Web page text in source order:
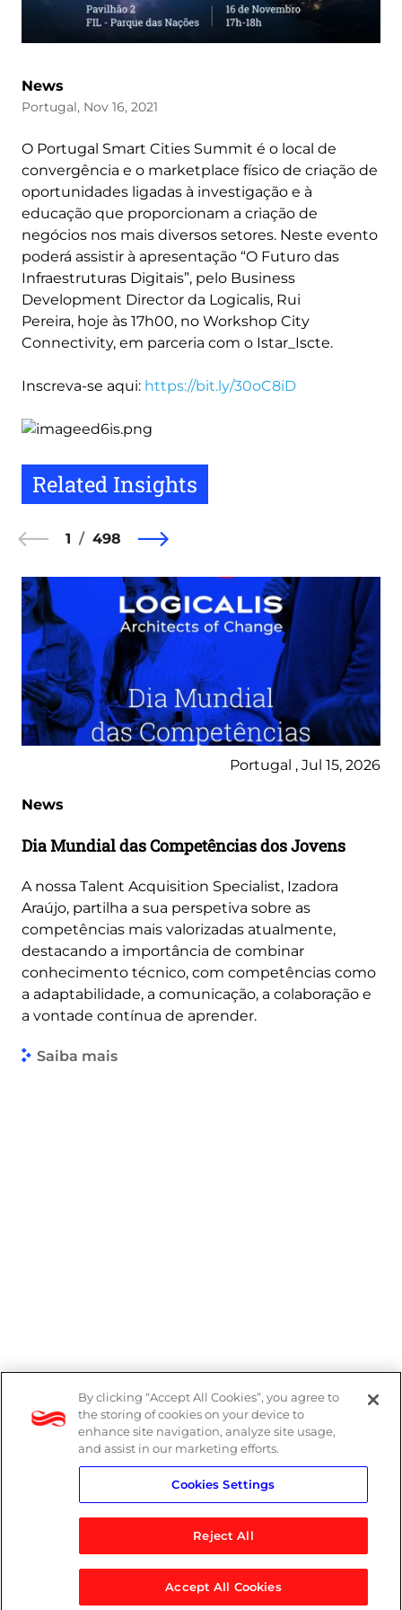
News
Portugal, Nov 16, 2021
O Portugal Smart Cities Summit é o local de
convergência e o marketplace físico de criação de
oportunidades ligadas à investigação e à
educação que proporcionam a criação de
negócios nos mais diversos setores. Neste evento
poderá assistir à apresentação “O Futuro das
Infraestruturas Digitais”, pelo Business
Development Director da Logicalis, Rui
Pereira, hoje às 17h00, no Workshop City
Connectivity, em parceria com o Istar_Iscte.
Inscreva-se aqui: https://bit.ly/30oC8iD
Related Insights
1 498
Portugal , Jul 15, 2026
News
Dia Mundial das Competências dos Jovens
A nossa Talent Acquisition Specialist, Izadora
Araújo, partilha a sua perspetiva sobre as
competências mais valorizadas atualmente,
destacando a importância de combinar
conhecimento técnico, com competências como
a adaptabilidade, a comunicação, a colaboração e
a vontade contínua de aprender.
Saiba mais
© 2026 Logicalis Group
Denúncias
Política de Privacidade
Política do Sistema de Gestão Integrado
By clicking “Accept All Cookies”, you agree to
the storing of cookies on your device to
enhance site navigation, analyze site usage,
and assist in our marketing efforts.
Cookies Settings
Reject All
Accept All Cookies